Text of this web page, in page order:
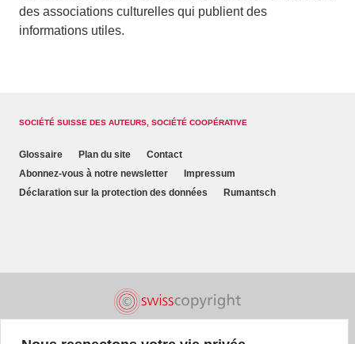
des associations culturelles qui publient des
informations utiles.
SOCIÉTÉ SUISSE DES AUTEURS, SOCIÉTÉ COOPÉRATIVE
Glossaire Plan du site
Contact
Abonnez-vous à notre newsletter
Impressum
Déclaration sur la protection des données
Rumantsch